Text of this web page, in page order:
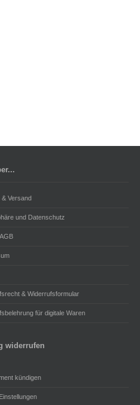
& Versand
und Datenschutz
& Widerrufsformular
für digitale Waren
widerrufen
kündigen